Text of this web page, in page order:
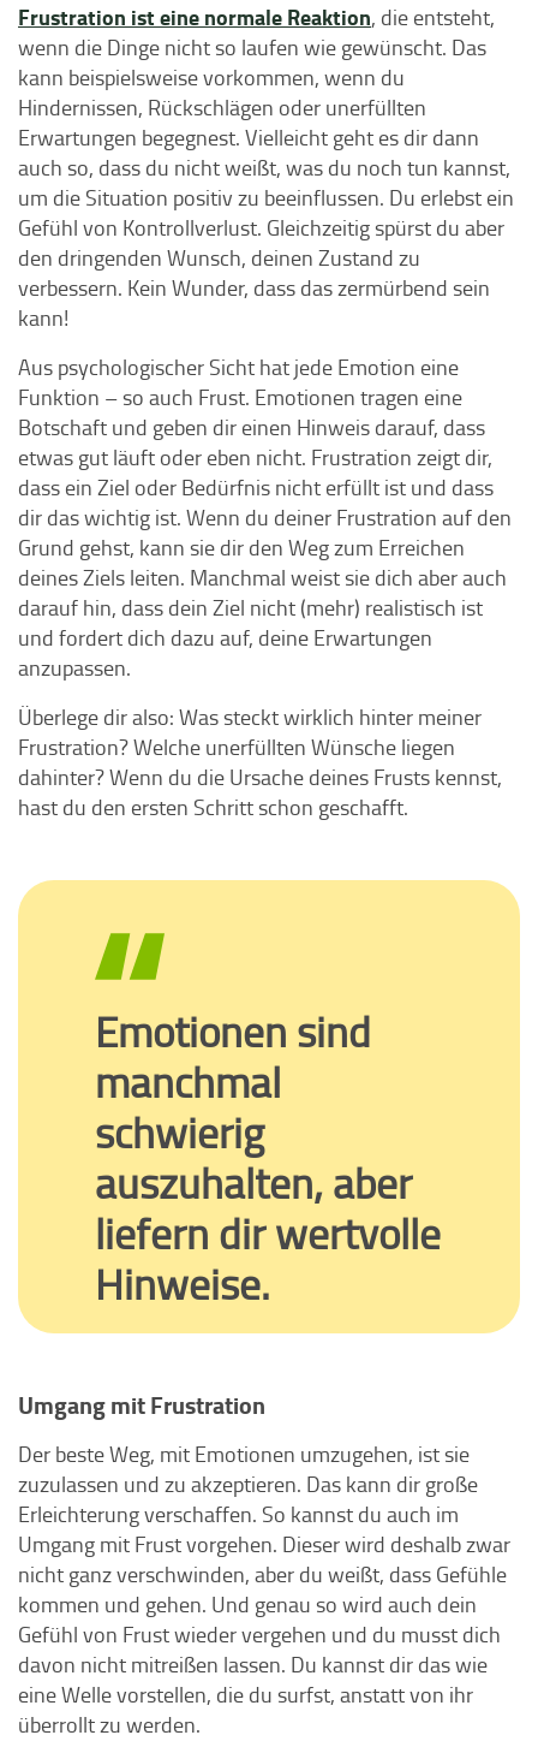
Frustration ist eine normale Reaktion, die entsteht,
wenn die Dinge nicht so laufen wie gewünscht. Das
kann beispielsweise vorkommen, wenn du
Hindernissen, Rückschlägen oder unerfüllten
Erwartungen begegnest. Vielleicht geht es dir dann
auch so, dass du nicht weißt, was du noch tun kannst,
um die Situation positiv zu beeinflussen. Du erlebst ein
Gefühl von Kontrollverlust. Gleichzeitig spürst du aber
den dringenden Wunsch, deinen Zustand zu
verbessern. Kein Wunder, dass das zermürbend sein
kann!
Aus psychologischer Sicht hat jede Emotion eine
Funktion – so auch Frust. Emotionen tragen eine
Botschaft und geben dir einen Hinweis darauf, dass
etwas gut läuft oder eben nicht. Frustration zeigt dir,
dass ein Ziel oder Bedürfnis nicht erfüllt ist und dass
dir das wichtig ist. Wenn du deiner Frustration auf den
Grund gehst, kann sie dir den Weg zum Erreichen
deines Ziels leiten. Manchmal weist sie dich aber auch
darauf hin, dass dein Ziel nicht (mehr) realistisch ist
und fordert dich dazu auf, deine Erwartungen
anzupassen.
Überlege dir also: Was steckt wirklich hinter meiner
Frustration? Welche unerfüllten Wünsche liegen
dahinter? Wenn du die Ursache deines Frusts kennst,
hast du den ersten Schritt schon geschafft.
Emotionen sind
manchmal
schwierig
auszuhalten, aber
liefern dir wertvolle
Hinweise.
Umgang mit Frustration
Der beste Weg, mit Emotionen umzugehen, ist sie
zuzulassen und zu akzeptieren. Das kann dir große
Erleichterung verschaffen. So kannst du auch im
Umgang mit Frust vorgehen. Dieser wird deshalb zwar
nicht ganz verschwinden, aber du weißt, dass Gefühle
kommen und gehen. Und genau so wird auch dein
Gefühl von Frust wieder vergehen und du musst dich
davon nicht mitreißen lassen. Du kannst dir das wie
eine Welle vorstellen, die du surfst, anstatt von ihr
überrollt zu werden.